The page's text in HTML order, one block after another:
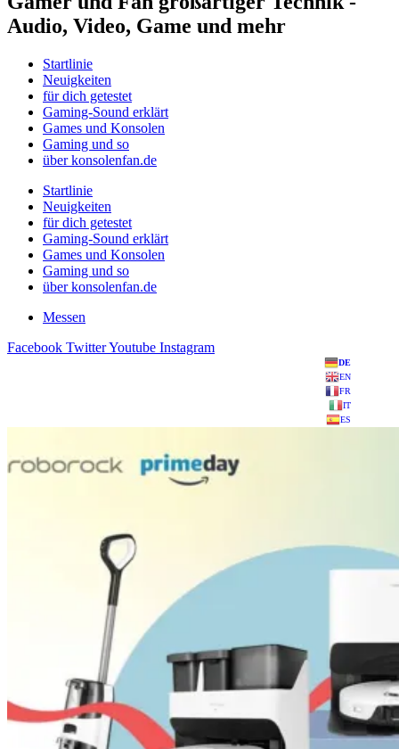
Audio, Video, Game und mehr
Startlinie
Neuigkeiten
für dich getestet
Gaming-Sound erklärt
Games und Konsolen
Gaming und so
über konsolenfan.de
Startlinie
Neuigkeiten
für dich getestet
Gaming-Sound erklärt
Games und Konsolen
Gaming und so
über konsolenfan.de
Messen
Facebook TwitterYoutube Instagram
DE
EN
FR
IT
ES